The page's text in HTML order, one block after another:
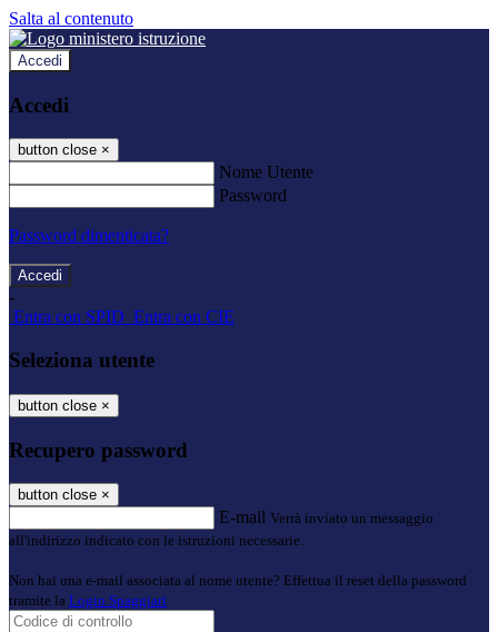
Salta al contenuto
Accedi
Accedi
button close ×
Nome Utente
Password
Password dimenticata?
-
Entra con SPID Entra con CIE
Seleziona utente
button close ×
Recupero password
button close ×
E-mail Verrà inviato un messaggio
all'indirizzo indicato con le istruzioni necessarie.
Non hai una e-mail associata al nome utente? Effettua il reset della password
tramite la Login Spaggiari